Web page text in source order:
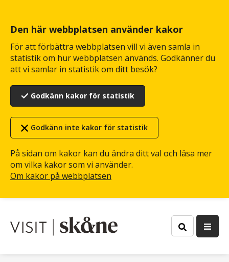
Den här webbplatsen använder kakor
För att förbättra webbplatsen vill vi även samla in
statistik om hur webbplatsen används. Godkänner du
att vi samlar in statistik om ditt besök?
Godkänn kakor för statistik
Godkänn inte kakor för statistik
På sidan om kakor kan du ändra ditt val och läsa mer
om vilka kakor som vi använder.
Om kakor på webbplatsen
huvudinnehåll